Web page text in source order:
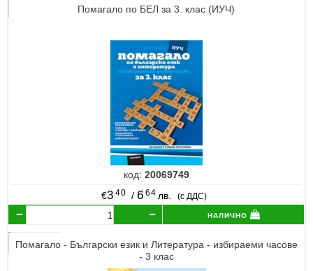
Помагало по БЕЛ за 3. клас (ИУЧ)
код: 20069749
€3 40 / 6 64 лв. (с ДДС)
налично
Помагало - Български език и Литература - избираеми часове
- 3 клас